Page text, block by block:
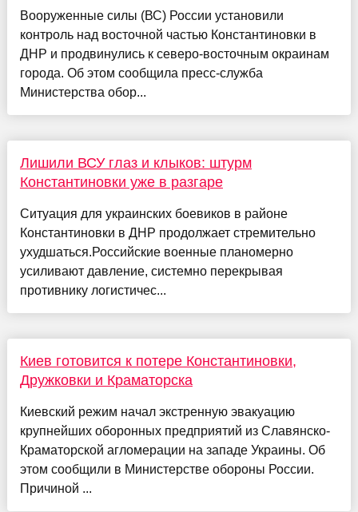
Вооруженные силы (ВС) России установили
контроль над восточной частью Константиновки в
ДНР и продвинулись к северо-восточным окраинам
города. Об этом сообщила пресс-служба
Министерства обор...
Лишили ВСУ глаз и клыков: штурм
Константиновки уже в разгаре
Ситуация для украинских боевиков в районе
Константиновки в ДНР продолжает стремительно
ухудшаться.Российские военные планомерно
усиливают давление, системно перекрывая
противнику логистичес...
Киев готовится к потере Константиновки,
Дружковки и Краматорска
Киевский режим начал экстренную эвакуацию
крупнейших оборонных предприятий из Славянско-
Краматорской агломерации на западе Украины. Об
этом сообщили в Министерстве обороны России.
Причиной ...